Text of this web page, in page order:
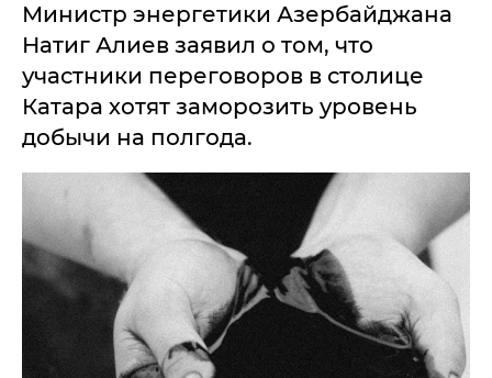
Министр энергетики Азербайджана
Натиг Алиев заявил о том, что
участники переговоров в столице
Катара хотят заморозить уровень
добычи на полгода.